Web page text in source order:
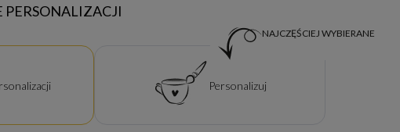
PERSONALIZACJI
Personalizuj
NAJCZĘŚCIEJ WYBIERANE